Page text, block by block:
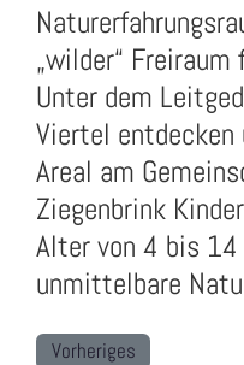
„wilder“ Freiraum
Unter dem
Viertel entdecken
Areal am
Ziegenbrink
Alter von 4 bis 14
unmittelbare
Vorheriges